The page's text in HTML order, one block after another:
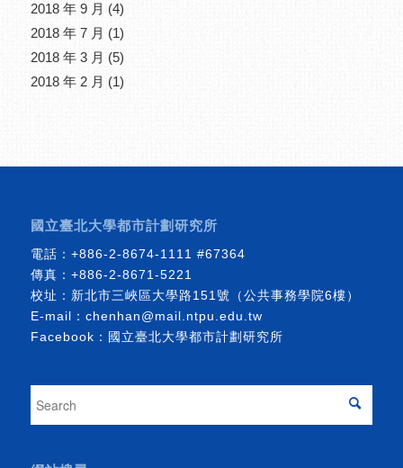
2018 年 9 月 (4)
2018 年 7 月 (1)
2018 年 3 月 (5)
2018 年 2 月 (1)
國立臺北大學都市計劃研究所
電話： +886-2-8674-1111 #67364
傳真：+886-2-8671-5221
校址：新北市三峽區大學路151號（公共事務學院6樓）
E-mail： chenhan@mail.ntpu.edu.tw
Facebook： 國立臺北大學都市計劃研究所